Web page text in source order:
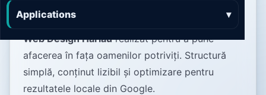
Applications ▾
orientate pe conversie
Web Design Hârlăurealizat pentru a pune
afacerea în fața oamenilor potriviți. Structură
simplă, conținut lizibil și optimizare pentru
rezultatele locale din Google.